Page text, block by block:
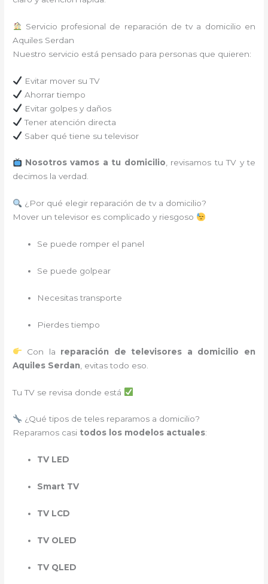
Servicio profesional de reparación de tv a domicilio en
Aquiles Serdan
Nuestro servicio está pensado para personas que quieren:
Evitar mover su TV
Ahorrar tiempo
Evitar golpes y daños
Tener atención directa
Saber qué tiene su televisor
Nosotros vamos a tu domicilio, revisamos tu TV y te
decimos la verdad.
¿Por qué elegir reparación de tv a domicilio?
Mover un televisor es complicado y riesgoso
Se puede romper el panel
Se puede golpear
Necesitas transporte
Pierdes tiempo
Con la reparación de televisores a domicilio en
Aquiles Serdan , evitas todo eso.
Tu TV se revisa donde está
¿Qué tipos de teles reparamos a domicilio?
Reparamos casi todos los modelos actuales:
TV LED
Smart TV
TV LCD
TV OLED
TV QLED